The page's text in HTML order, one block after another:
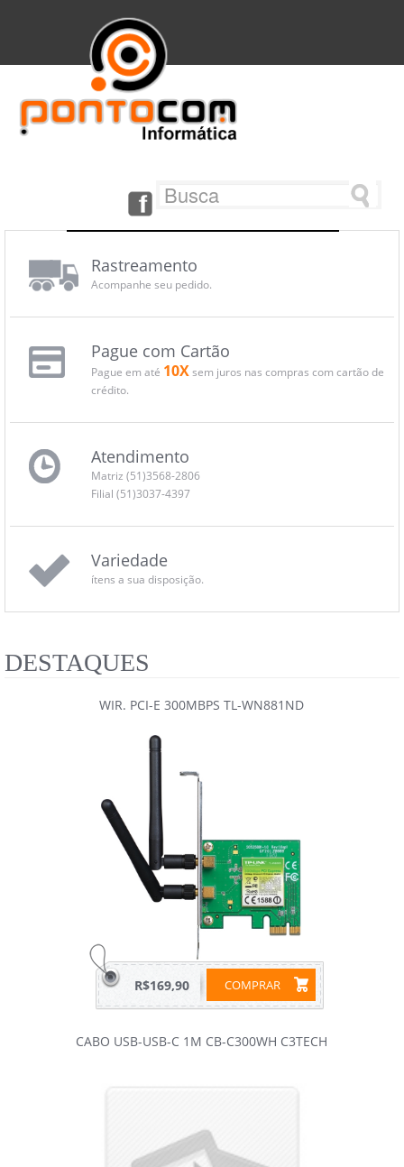
Rastreamento
Acompanhe seu pedido.
Pague com Cartão
Pague em até 10Xsem juros nas compras com cartão de
crédito.
Atendimento
Matriz (51)3568-2806
Filial (51)3037-4397
Variedade
ítens a sua disposição.
DESTAQUES
WIR. PCI-E 300MBPS TL-WN881ND
COMPRAR
R$169,90
CABO USB-USB-C 1M CB-C300WH C3TECH